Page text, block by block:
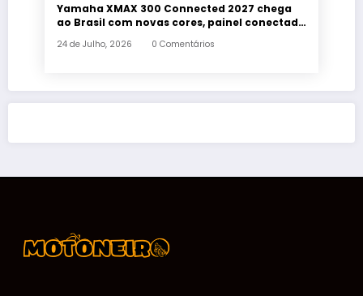
Yamaha XMAX 300 Connected 2027 chega
ao Brasil com novas cores, painel conectado
24 de Julho, 2026 0 Comentários